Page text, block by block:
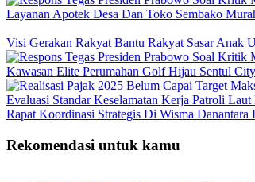
Layanan Apotek Desa Dan Toko Sembako
Visi Gerakan Rakyat Bantu Rakyat Sasar Anak
Kawasan Elite Perumahan Golf Hijau Sentul
Evaluasi Standar Keselamatan Kerja Patroli
Rapat Koordinasi Strategis Di Wisma Danantara
Rekomendasi untuk kamu